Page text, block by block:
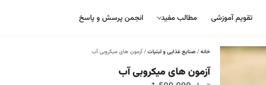
تقویم آموزشی مطالب مفید انجمن پرسش و پاسخ
خانه/صنایع غذایی و لبنیات/ آزمون های میکروبی آب
آزمون های میکروبی آب